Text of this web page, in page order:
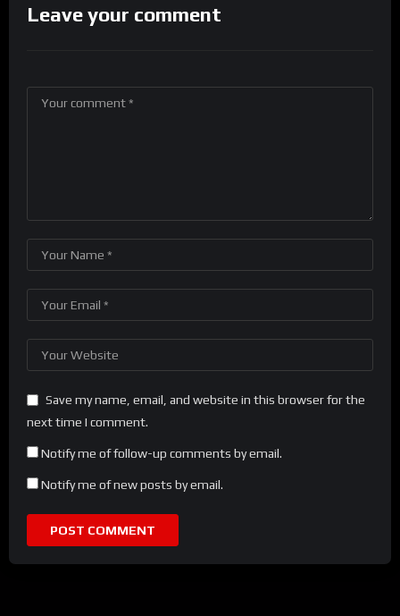
Leave your comment
Save my name, email, and website in this browser for the
next time I comment.
Notify me of follow-up comments by email.
Notify me of new posts by email.